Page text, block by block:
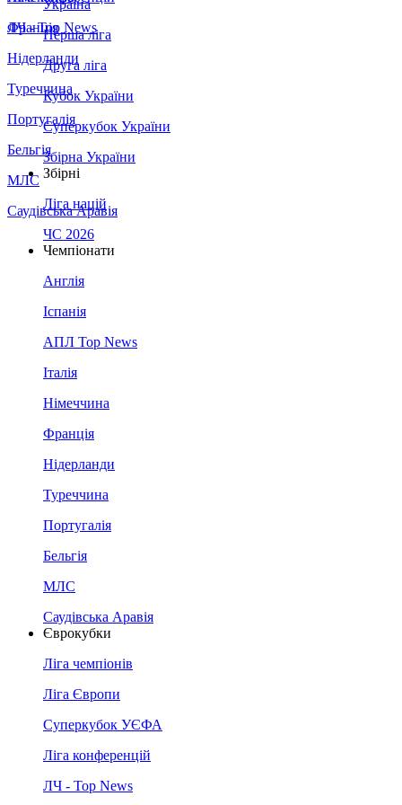
Франція
Нідерланди
Туреччина
Португалія
Бельгія
МЛС
Саудівська Аравія
ЛЧ - Top News
Україна
Перша ліга
Друга ліга
Кубок України
Суперкубок України
Збірна України
Збірні
Ліга націй
ЧС 2026
Чемпіонати
Англія
Іспанія
АПЛ Top News
Італія
Німеччина
Франція
Нідерланди
Туреччина
Португалія
Бельгія
МЛС
Саудівська Аравія
Єврокубки
Ліга чемпіонів
Ліга Європи
Суперкубок УЄФА
Ліга конференцій
ЛЧ - Top News